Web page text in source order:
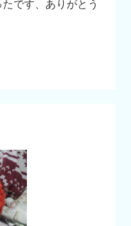
です、ありがとう